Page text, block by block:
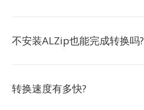
不安装ALZip也能完成转换吗?
转换速度有多快?